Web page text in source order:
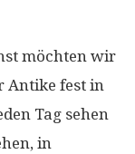
möchten wir
Antike fest in
Tag sehen
in